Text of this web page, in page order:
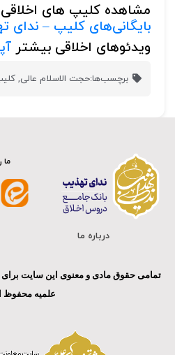
مشاهده کلیپ های
بایگانی‌های کلیپ – ندای
ویدئوهای اخلاقی بیشتر
برچسب‌ها:حجت الاسلام عالی,
ما
درباره ما
تمامی حقوق مادی و معنوی این سایت
علمیه